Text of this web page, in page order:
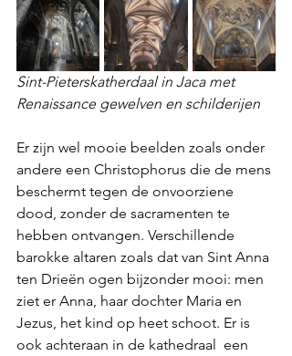
Sint-Pieterskatherdaal in Jaca met
Renaissance gewelven en schilderijen
Er zijn wel mooie beelden zoals onder
andere een Christophorus die de mens
beschermt tegen de onvoorziene
dood, zonder de sacramenten te
hebben ontvangen. Verschillende
barokke altaren zoals dat van Sint Anna
ten Drieën ogen bijzonder mooi: men
ziet er Anna, haar dochter Maria en
Jezus, het kind op heet schoot. Er is
ook achteraan in de kathedraal  een